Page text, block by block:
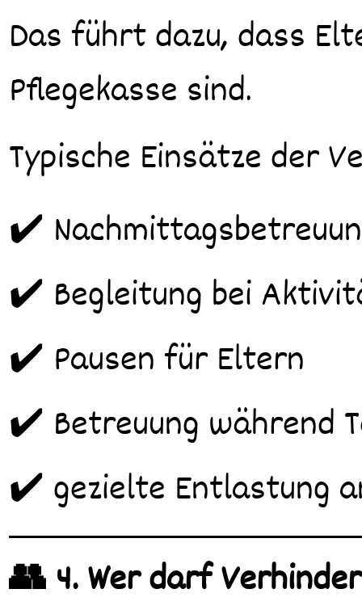
Das führt dazu, dass
Pflegekasse sind.
Typische Einsätze der
✔️
✔️ Begleitung bei
✔️ Pausen für Eltern
✔️ Betreuung während
✔️ gezielte Entlastung
👥 4. Wer darf